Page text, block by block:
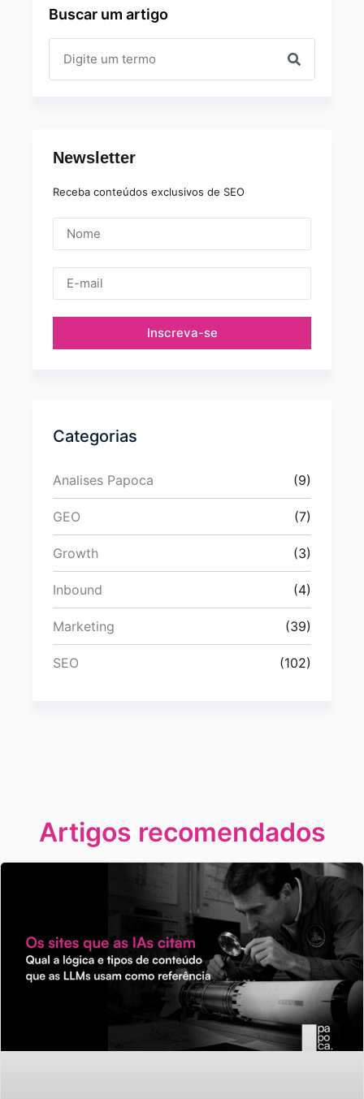
Buscar um artigo
Newsletter
Receba conteúdos exclusivos de SEO
Inscreva-se
Categorias
Analises Papoca (9)
GEO (7)
Growth (3)
Inbound (4)
Marketing (39)
SEO (102)
Artigos recomendados